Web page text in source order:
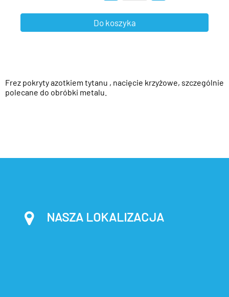
Frez pokryty azotkiem tytanu , nacięcie krzyżowe, szczególnie
polecane do obróbki metalu.
NASZA LOKALIZACJA